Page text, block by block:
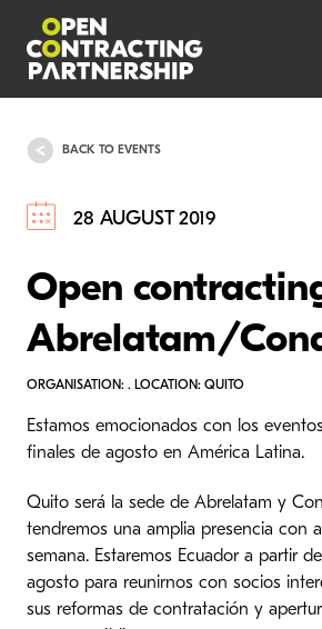
BACK TO EVENTS
28 AUGUST 2019
Open
Abrelatam/
ORGANISATION: . LOCATION: QUITO
Estamos emocionados con los
finales de agosto en América Latina.
Quito será la sede de Abrelatam y
tendremos una amplia presencia con
semana. Estaremos Ecuador a partir
agosto para reunirnos con socios
sus reformas de contratación y